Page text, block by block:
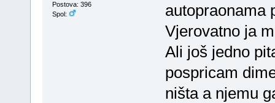
Postova: 396
Spol:
autopraonama
Vjerovatno ja
Ali još jedno
pospricam
ništa a njemu